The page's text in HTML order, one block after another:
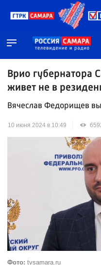
Врио губернатора
живет не в
Вячеслав Федорищев
10 июня 2024 в 10:49
Фото: tvsamara.ru